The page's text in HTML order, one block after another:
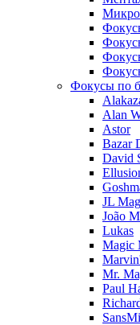
Фокусы по
Alan
Astor
Bazar
David
JL
João
Lukas
Magic
Mr.
Paul